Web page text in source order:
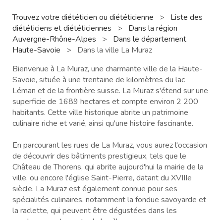
Trouvez votre diététicien ou diététicienne >
Liste des
diététiciens et diététiciennes
>
Dans la région
Auvergne-Rhône-Alpes
>
Dans le département
Haute-Savoie
>
Dans la ville La Muraz
Bienvenue à La Muraz, une charmante ville de la Haute-
Savoie, située à une trentaine de kilomètres du lac
Léman et de la frontière suisse. La Muraz s'étend sur une
superficie de 1689 hectares et compte environ 2 200
habitants. Cette ville historique abrite un patrimoine
culinaire riche et varié, ainsi qu'une histoire fascinante.
En parcourant les rues de La Muraz, vous aurez l'occasion
de découvrir des bâtiments prestigieux, tels que le
Château de Thorens, qui abrite aujourd'hui la mairie de la
ville, ou encore l'église Saint-Pierre, datant du XVIIIe
siècle. La Muraz est également connue pour ses
spécialités culinaires, notamment la fondue savoyarde et
la raclette, qui peuvent être dégustées dans les